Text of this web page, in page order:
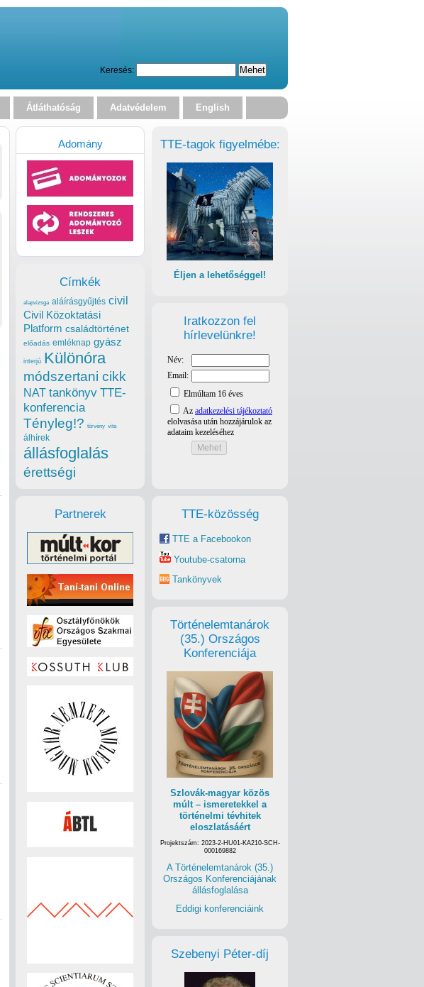
Keresés:
Átláthatóság Adatvédelem English
TTE-tagok figyelmébe:
Éljen a lehetőséggel!
Iratkozzon fel
hírlevelünkre!
TTE-közösség
TTE a Facebookon
Youtube-csatorna
Tankönyvek
Történelemtanárok
(35.) Országos
Konferenciája
Szlovák-magyar közös
múlt – ismeretekkel a
történelmi tévhitek
eloszlatásáért
Projektszám: 2023-2-HU01-KA210-SCH-
000169882
A Történelemtanárok (35.)
Országos Konferenciájának
állásfoglalása
Eddigi konferenciáink
Szebenyi Péter-díj
Adomány
Címkék
alapvizsga aláírásgyűjtés civil
Civil Közoktatási
Platform családtörténet
előadás emléknap gyász
interjú Különóra
módszertani cikk
NAT tankönyv TTE-
konferencia
Tényleg!? törvény vita
álhírek
állásfoglalás
érettségi
Partnerek